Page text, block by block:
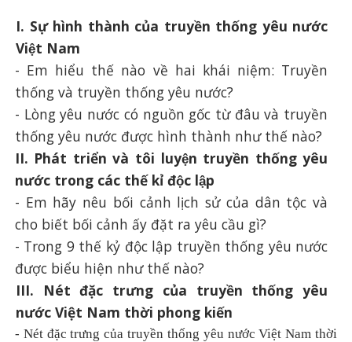
I. Sự hình thành của truyền thống yêu nước
Việt Nam
- Em hiểu thế nào về hai khái niệm: Truyền
thống và truyền thống yêu nước?
- Lòng yêu nước có nguồn gốc từ đâu và truyền
thống yêu nước được hình thành như thế nào?
II. Phát triển và tôi luyện truyền thống yêu
nước trong các thế kỉ độc lập
- Em hãy nêu bối cảnh lịch sử của dân tộc và
cho biết bối cảnh ấy đặt ra yêu cầu gì?
- Trong 9 thế kỷ độc lập truyền thống yêu nước
được biểu hiện như thế nào?
III. Nét đặc trưng của truyền thống yêu
nước Việt Nam thời phong kiến
- Nét đặc trưng của truyền thống yêu nước Việt Nam thời